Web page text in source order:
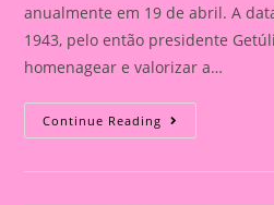
anualmente em 19 de abril. A
1943, pelo então presidente
homenagear e valorizar a…
Continue Reading Atividade
Dia